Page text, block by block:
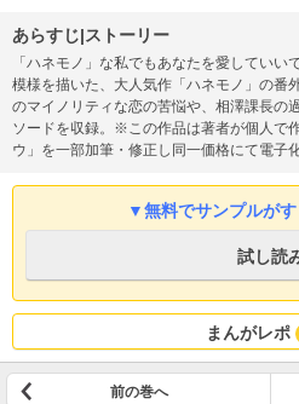
あらすじ|ストーリー
「ハネモノ」な私でもあなたを愛してい
模様を描いた、大人気作「ハネモノ」の番
のマイノリティな恋の苦悩や、相澤課長の
ソードを収録。※この作品は著者が個人で
ウ」を一部加筆・修正し同一価格にて電子
▼無料でサンプルが
試し読
まんがレポ
前の巻へ